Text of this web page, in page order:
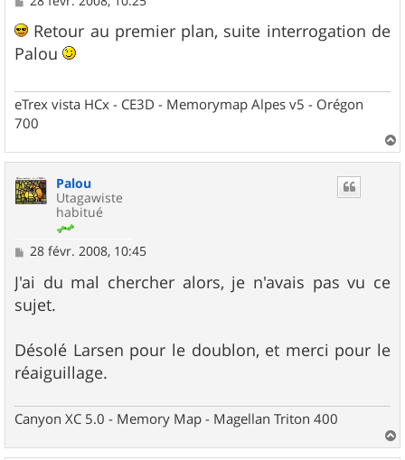
s
a
Retour au premier plan, suite interrogation de
Palou
eTrex vista HCx - CE3D - Memorymap Alpes v5 - Orégon
700
a
Palou
Utagawiste
habitué
M
s
s
a
28 févr. 2008, 10:45
J'ai du mal chercher alors, je n'avais pas vu ce
sujet.
Désolé Larsen pour le doublon, et merci pour le
réaiguillage.
Canyon XC 5.0 - Memory Map - Magellan Triton 400
a